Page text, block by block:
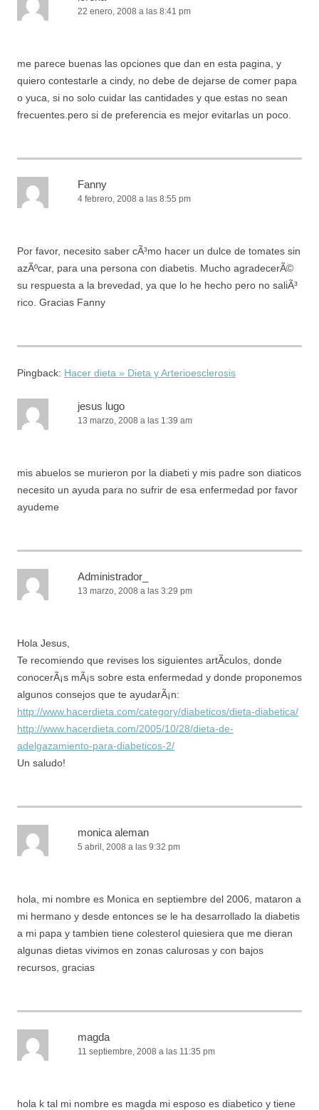
22 enero, 2008 a las 8:41 pm
me parece buenas las opciones que dan en esta pagina, y
quiero contestarle a cindy, no debe de dejarse de comer papa
o yuca, si no solo cuidar las cantidades y que estas no sean
frecuentes.pero si de preferencia es mejor evitarlas un poco.
Fanny
4 febrero, 2008 a las 8:55 pm
Por favor, necesito saber cÃ³mo hacer un dulce de tomates sin
azÃºcar, para una persona con diabetis. Mucho agradecerÃ©
su respuesta a la brevedad, ya que lo he hecho pero no saliÃ³
rico. Gracias Fanny
Pingback: Hacer dieta » Dieta y Arterioesclerosis
jesus lugo
13 marzo, 2008 a las 1:39 am
mis abuelos se murieron por la diabeti y mis padre son diaticos
necesito un ayuda para no sufrir de esa enfermedad por favor
ayudeme
Administrador_
13 marzo, 2008 a las 3:29 pm
Hola Jesus,
Te recomiendo que revises los siguientes artÃ­culos, donde
conocerÃ¡s mÃ¡s sobre esta enfermedad y donde proponemos
algunos consejos que te ayudarÃ¡n:
http://www.hacerdieta.com/category/diabeticos/dieta-diabetica/
http://www.hacerdieta.com/2005/10/28/dieta-de-
adelgazamiento-para-diabeticos-2/
Un saludo!
monica aleman
5 abril, 2008 a las 9:32 pm
hola, mi nombre es Monica en septiembre del 2006, mataron a
mi hermano y desde entonces se le ha desarrollado la diabetis
a mi papa y tambien tiene colesterol quiesiera que me dieran
algunas dietas vivimos en zonas calurosas y con bajos
recursos, gracias
magda
11 septiembre, 2008 a las 11:35 pm
hola k tal mi nombre es magda mi esposo es diabetico y tiene